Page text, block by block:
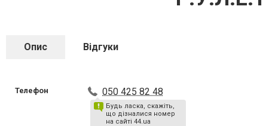
Опис Відгуки
Телефон 050 425 82 48
Будь ласка, скажіть,
що дізналися номер
на сайті 44.ua